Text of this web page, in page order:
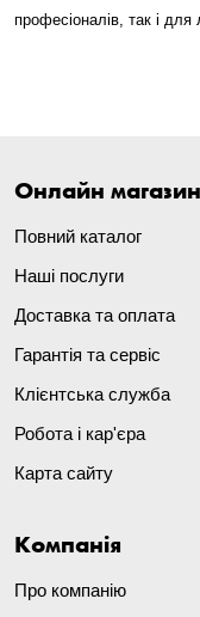
професіоналів, так і
Онлайн магазин
Повний каталог
Наші послуги
Доставка та оплата
Гарантія та сервіс
Клієнтська служба
Робота і кар'єра
Карта сайту
Компанія
Про компанію